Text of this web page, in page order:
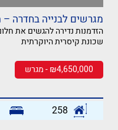
מגרשים לבנייה בחדרה
הזדמנות נדירה להגשים את
שכונת קיסרית היוקרתית
₪4,650,000 - מגרש
258